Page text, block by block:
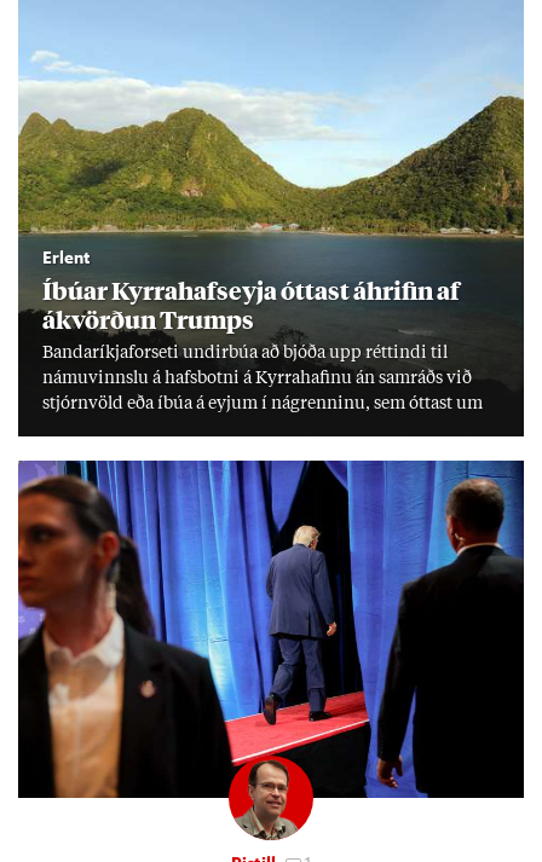
Erlent
Íbú­ar Kyrra­hafs­eyja ótt­ast áhrif­in af
ákvörð­un Trumps
Banda­ríkja­for­seti und­ir­búa að bjóða upp rétt­indi til
námu­vinnslu á hafs­botni á Kyrra­haf­inu án sam­ráðs við
stjórn­völd eða íbúa á eyj­um í ná­grenn­inu, sem ótt­ast um